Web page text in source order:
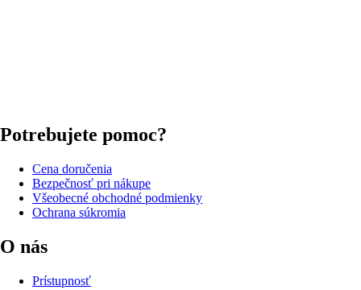
Potrebujete pomoc?
Cena doručenia
Bezpečnosť pri nákupe
Všeobecné obchodné podmienky
Ochrana súkromia
O nás
Prístupnosť